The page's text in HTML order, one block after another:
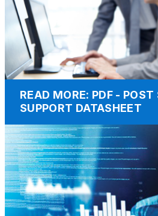
READ MORE: PDF - POST
SUPPORT DATASHEET